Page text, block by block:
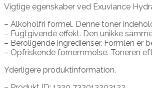
Vigtige egenskaber ved Exuviance
– Alkoholfri formel. Denne toner
– Fugtgivende effekt. Den unikke
– Beroligende ingredienser. Formlen er
– Opfriskende fornemmelse. Toneren
Yderligere produktinformation.